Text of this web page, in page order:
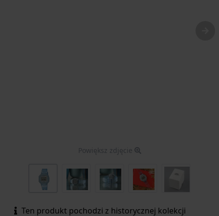
Powiększ zdjęcie
Ten produkt pochodzi z historycznej kolekcji